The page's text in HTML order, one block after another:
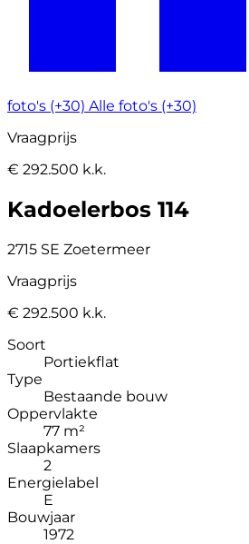
foto's (+30) Alle foto's (+30)
Vraagprijs
€ 292.500 k.k.
Kadoelerbos 114
2715 SE Zoetermeer
Vraagprijs
€ 292.500 k.k.
Soort
Portiekflat
Type
Bestaande bouw
Oppervlakte
77 m²
Slaapkamers
2
Energielabel
E
Bouwjaar
1972